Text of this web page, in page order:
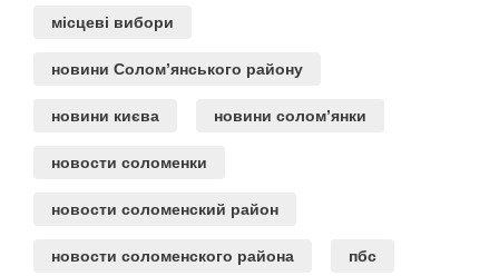
місцеві вибори
новини Солом’янського району
новини києва новини солом’янки
новости соломенки
новости соломенский район
новости соломенского района пбс